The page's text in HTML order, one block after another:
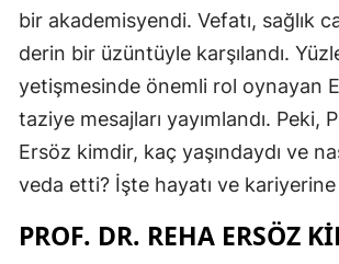
bir akademisyendi. Vefatı, sağlık
derin bir üzüntüyle karşılandı.
yetişmesinde önemli rol oynayan
taziye mesajları yayımlandı. Peki,
Ersöz kimdir, kaç yaşındaydı ve
veda etti? İşte hayatı ve
PROF. DR. REHA ERSÖZ